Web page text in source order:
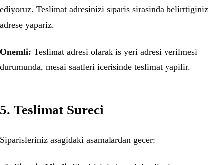
ediyoruz. Teslimat adresinizi siparis sirasinda belirttiginiz
adrese yapariz.
Onemli: Teslimat adresi olarak is yeri adresi verilmesi
durumunda, mesai saatleri icerisinde teslimat yapilir.
5. Teslimat Sureci
Siparisleriniz asagidaki asamalardan gecer: